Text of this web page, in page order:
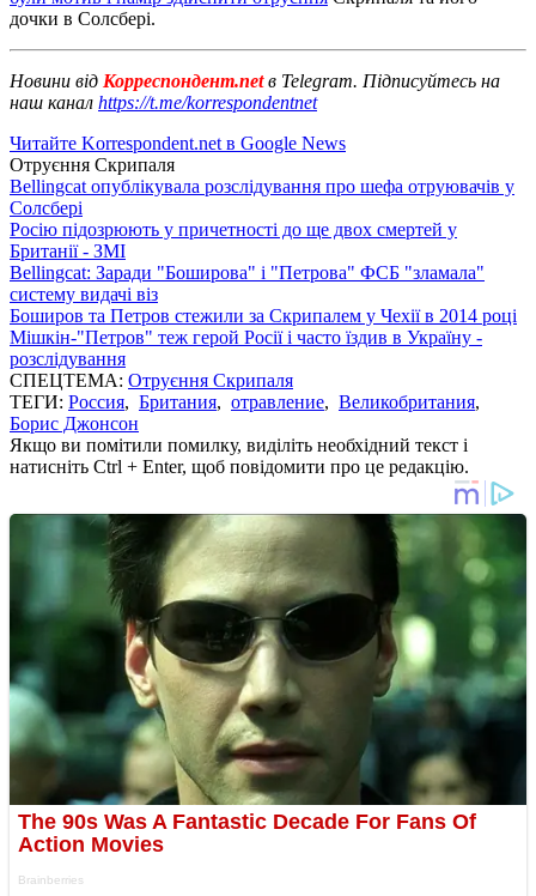
дочки в Солсбері.
Новини від Корреспондент.netв Telegram. Підписуйтесь на
наш канал https://t.me/korrespondentnet
Читайте Korrespondent.net в Google News
Отруєння Скрипаля
Bellingcat опублікувала розслідування про шефа отруювачів у
Солсбері
Росію підозрюють у причетності до ще двох смертей у
Британії - ЗМІ
Bellingcat: Заради "Боширова" і "Петрова" ФСБ "зламала"
систему видачі віз
Боширов та Петров стежили за Скрипалем у Чехії в 2014 році
Мішкін-"Петров" теж герой Росії і часто їздив в Україну -
розслідування
СПЕЦТЕМА: Отруєння Скрипаля
ТЕГИ: Россия, Британия, отравление, Великобритания,
Борис Джонсон
Якщо ви помітили помилку, виділіть необхідний текст і
натисніть Ctrl + Enter, щоб повідомити про це редакцію.